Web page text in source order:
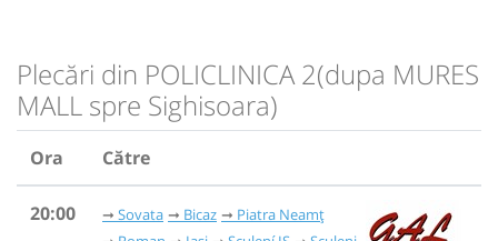
Plecări din POLICLINICA 2(dupa MURES
MALL spre Sighisoara)
Ora Către
20:00 Sovata Bicaz
Piatra Neamț